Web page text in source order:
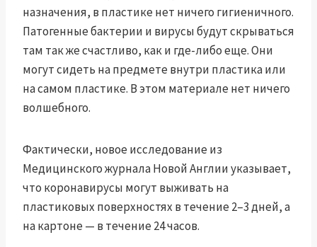
назначения, в пластике нет ничего гигиеничного.
Патогенные бактерии и вирусы будут скрываться
там так же счастливо, как и где-либо еще. Они
могут сидеть на предмете внутри пластика или
на самом пластике. В этом материале нет ничего
волшебного.
Фактически, новое исследование из
Медицинского журнала Новой Англии указывает,
что коронавирусы могут выживать на
пластиковых поверхностях в течение 2–3 дней, а
на картоне — в течение 24 часов.